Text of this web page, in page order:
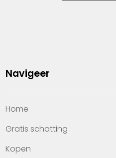
Navigeer
Home
Gratis schatting
Kopen